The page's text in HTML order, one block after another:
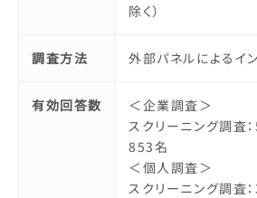
除く）
調査方法 外部パネルによるイ
有効回答数
＜企業調査＞
スクリーニング調査
853名
＜個人調査＞
スクリーニング調